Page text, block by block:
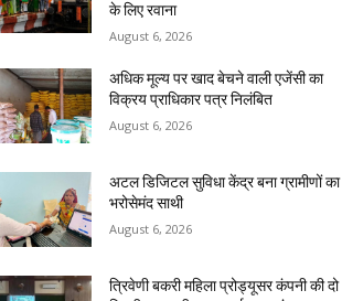
के लिए रवाना
August 6, 2026
अधिक मूल्य पर खाद बेचने वाली एजेंसी का
विक्रय प्राधिकार पत्र निलंबित
August 6, 2026
अटल डिजिटल सुविधा केंद्र बना ग्रामीणों का
भरोसेमंद साथी
August 6, 2026
त्रिवेणी बकरी महिला प्रोड्यूसर कंपनी की दो